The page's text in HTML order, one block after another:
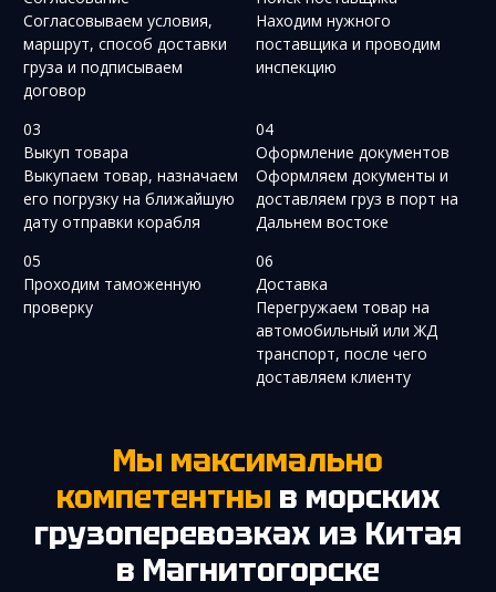
Согласовываем условия,
маршрут, способ доставки
груза и подписываем
договор
Находим нужного
поставщика и проводим
инспекцию
03
Выкуп товара
Выкупаем товар, назначаем
его погрузку на ближайшую
дату отправки корабля
04
Оформление документов
Оформляем документы и
доставляем груз в порт на
Дальнем востоке
05
Проходим таможенную
проверку
06
Доставка
Перегружаем товар на
автомобильный или ЖД
транспорт, после чего
доставляем клиенту
Мы максимально
компетентны в морских
грузоперевозках из Китая
в Магнитогорске